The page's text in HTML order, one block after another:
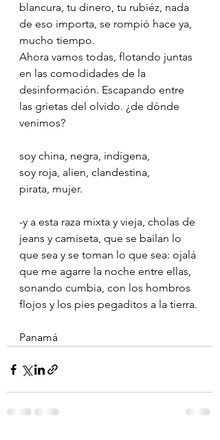
blancura, tu dinero, tu rubiéz, nada
de eso importa, se rompió hace ya,
mucho tiempo.
Ahora vamos todas, flotando juntas
en las comodidades de la
desinformación. Escapando entre
las grietas del olvido. ¿de dónde
venimos?
soy china, negra, indígena,
soy roja, alien, clandestina,
pirata, mujer.
-y a esta raza mixta y vieja, cholas de
jeans y camiseta, que se bailan lo
que sea y se toman lo que sea: ojalá
que me agarre la noche entre ellas,
sonando cumbia, con los hombros
flojos y los pies pegaditos a la tierra.
Panamá